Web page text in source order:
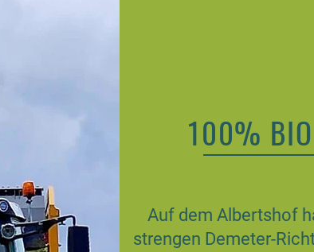
100%
Auf dem Albertshof
strengen Demeter-